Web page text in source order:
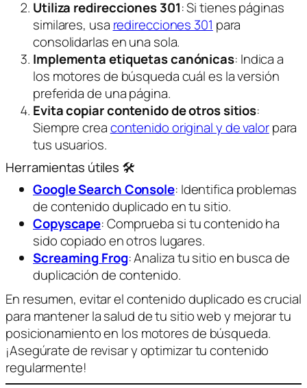
Utiliza redirecciones 301: Si tienes páginas
similares, usa redirecciones 301 para
consolidarlas en una sola.
Implementa etiquetas canónicas: Indica a
los motores de búsqueda cuál es la versión
preferida de una página.
Evita copiar contenido de otros sitios:
Siempre creacontenido original y de valorpara
tus usuarios.
Herramientas útiles 🛠️
Google Search Console: Identifica problemas
de contenido duplicado en tu sitio.
Copyscape: Comprueba si tu contenido ha
sido copiado en otros lugares.
ScreamingFrog: Analiza tu sitio en busca de
duplicación de contenido.
En resumen, evitar el contenido duplicado es crucial
para mantener la salud de tu sitio web y mejorar tu
posicionamiento en los motores de búsqueda.
¡Asegúrate de revisar y optimizar tu contenido
regularmente!